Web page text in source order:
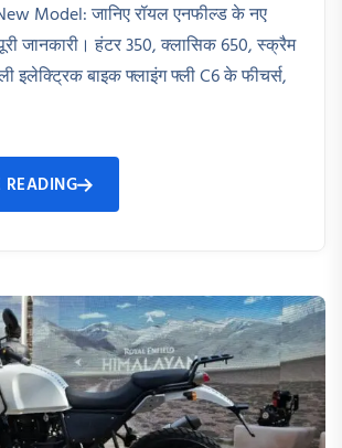
Model: जानिए रॉयल एनफील्ड के नए
जानकारी। हंटर 350, क्लासिक 650, स्क्रैम
इलेक्ट्रिक बाइक फ्लाइंग फ्ली C6 के फीचर्स,